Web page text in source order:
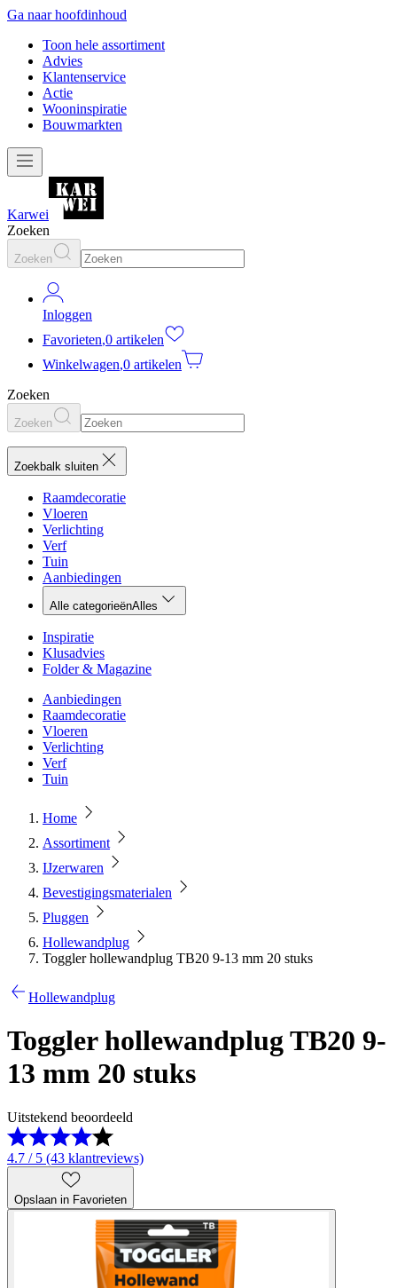
Ga naar hoofdinhoud
Toon hele assortiment
Advies
Klantenservice
Actie
Wooninspiratie
Bouwmarkten
Karwei
Zoeken
Zoeken
Inloggen
Favorieten,0 artikelen
Winkelwagen,0 artikelen
Zoeken
Zoeken
Zoekbalk sluiten
Raamdecoratie
Vloeren
Verlichting
Verf
Tuin
Aanbiedingen
Alle categorieënAlles
Inspiratie
Klusadvies
Folder & Magazine
Aanbiedingen
Raamdecoratie
Vloeren
Verlichting
Verf
Tuin
Home
Assortiment
IJzerwaren
Bevestigingsmaterialen
Pluggen
Hollewandplug
Toggler hollewandplug TB20 9-13 mm 20 stuks
Hollewandplug
Toggler hollewandplug TB20 9-
13 mm 20 stuks
Uitstekend beoordeeld
4.7 / 5 (43 klantreviews)
Opslaan in Favorieten